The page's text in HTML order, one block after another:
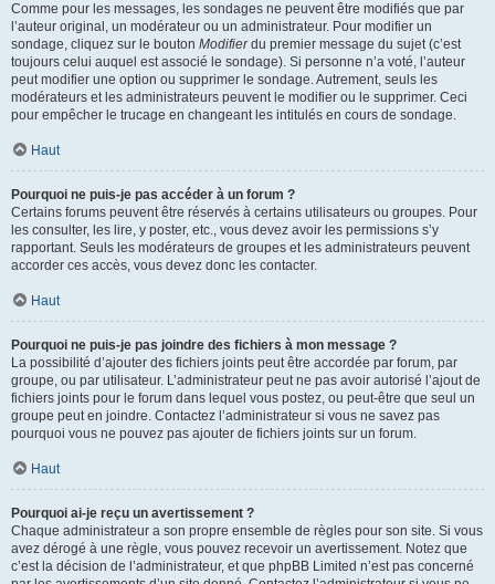
Comme pour les messages, les sondages ne peuvent être modifiés que par
l’auteur original, un modérateur ou un administrateur. Pour modifier un
sondage, cliquez sur le bouton Modifierdu premier message du sujet (c’est
toujours celui auquel est associé le sondage). Si personne n’a voté, l’auteur
peut modifier une option ou supprimer le sondage. Autrement, seuls les
modérateurs et les administrateurs peuvent le modifier ou le supprimer. Ceci
pour empêcher le trucage en changeant les intitulés en cours de sondage.
Haut
Pourquoi ne puis-je pas accéder à un forum ?
Certains forums peuvent être réservés à certains utilisateurs ou groupes. Pour
les consulter, les lire, y poster, etc., vous devez avoir les permissions s’y
rapportant. Seuls les modérateurs de groupes et les administrateurs peuvent
accorder ces accès, vous devez donc les contacter.
Haut
Pourquoi ne puis-je pas joindre des fichiers à mon message ?
La possibilité d’ajouter des fichiers joints peut être accordée par forum, par
groupe, ou par utilisateur. L’administrateur peut ne pas avoir autorisé l’ajout de
fichiers joints pour le forum dans lequel vous postez, ou peut-être que seul un
groupe peut en joindre. Contactez l’administrateur si vous ne savez pas
pourquoi vous ne pouvez pas ajouter de fichiers joints sur un forum.
Haut
Pourquoi ai-je reçu un avertissement ?
Chaque administrateur a son propre ensemble de règles pour son site. Si vous
avez dérogé à une règle, vous pouvez recevoir un avertissement. Notez que
c’est la décision de l’administrateur, et que phpBB Limited n’est pas concerné